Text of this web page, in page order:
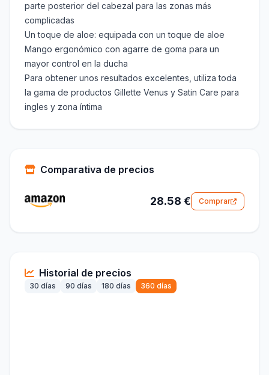
parte posterior del cabezal para las zonas más
complicadas
Un toque de aloe: equipada con un toque de aloe
Mango ergonómico con agarre de goma para un
mayor control en la ducha
Para obtener unos resultados excelentes, utiliza toda
la gama de productos Gillette Venus y Satin Care para
ingles y zona íntima
Comparativa de precios
28.58 € Comprar
Historial de precios
30 días 90 días 180 días 360 días